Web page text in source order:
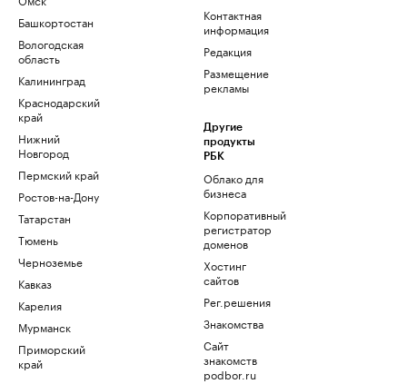
Башкортостан
Вологодская
область
Калининград
Краснодарский
край
Нижний
Новгород
Пермский край
Ростов-на-Дону
Татарстан
Тюмень
Черноземье
Кавказ
Карелия
Мурманск
Приморский
край
Контактная
информация
Редакция
Размещение
рекламы
Другие
продукты
РБК
Облако для
бизнеса
Корпоративный
регистратор
доменов
Хостинг
сайтов
Рег.решения
Знакомства
Сайт
знакомств
podbor.ru